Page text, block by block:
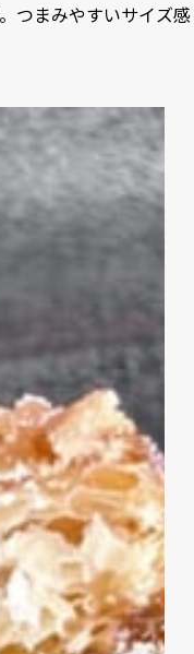
つまみやすいサイズ感